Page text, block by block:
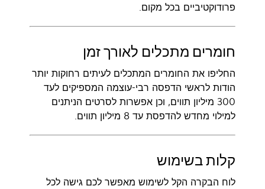
פרודוקטיביים בכל מקום.
חומרים מתכלים לאורך זמן
החליפו את החומרים המתכלים לעיתים רחוקות יותר
הודות לראשי הדפסה רבי-עוצמה המספיקים לעד
300 מיליון תווים, וכן אפשרות לסרטים הניתנים
למילוי מחדש להדפסת עד 8 מיליון תווים.
קלות בשימוש
לוח הבקרה הקל לשימוש מאפשר לכם גישה לכל